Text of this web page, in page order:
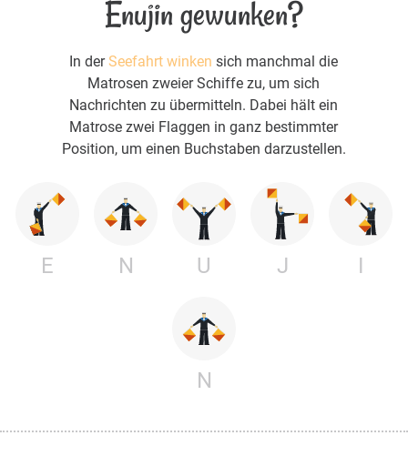
Enujin gewunken?
In derSeefahrt winken sich manchmal die
Matrosen zweier Schiffe zu, um sich
Nachrichten zu übermitteln. Dabei hält ein
Matrose zwei Flaggen in ganz bestimmter
Position, um einen Buchstaben darzustellen.
E N U J I
N